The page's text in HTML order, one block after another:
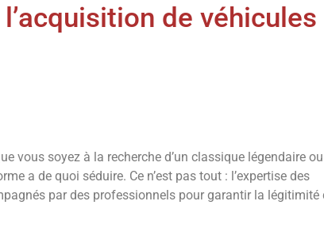
de véhicules
vous soyez à la recherche d’un classique légendaire ou
a de quoi séduire. Ce n’est pas tout : l’expertise des
par des professionnels pour garantir la légitimité